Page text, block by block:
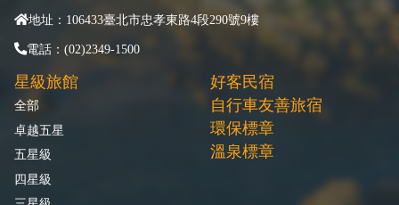
地址：106433臺北市忠孝東路4段290號9樓
電話：(02)2349-1500
星級旅館
全部
卓越五星
五星級
四星級
好客民宿
自行車友善旅宿
環保標章
溫泉標章